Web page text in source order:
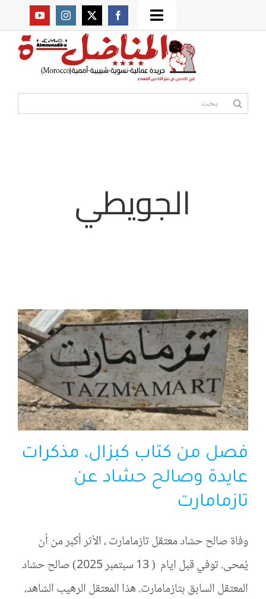
to
Toggle
Navigation
من نحن؟
افتتاحية موقع المناضل-ة
روابط
البحث
الجويطي
فصل من كتاب كبزال، مذكرات
عايدة وصالح حشاد عن
تازمامارت
وفاة صالح حشاد معتقل تازمامارت ، الأثر أكبر من أن
يُمحى. توفي قبل ايام ( 13 سبتمبر 2025) صالح حشاد
المعتقل السابق بتازمامارت. هذا المعتقل الرهيب الشاهد،